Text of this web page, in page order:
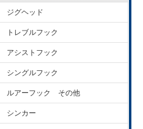
ジグヘッド
トレブルフック
アシストフック
シングルフック
ルアーフック その他
シンカー